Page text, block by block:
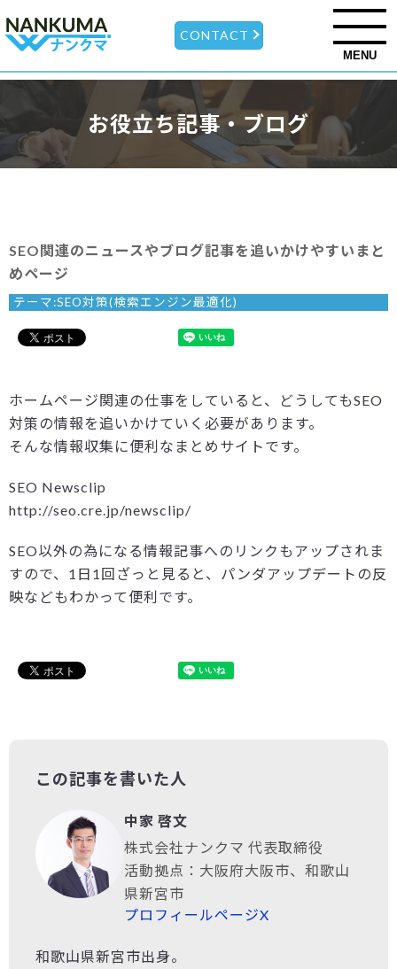
CONTACT
MENU
お役立ち記事・ブログ
SEO関連のニュースやブログ記事を追いかけやすいまと
めページ
テーマ:SEO対策(検索エンジン最適化)
ホームページ関連の仕事をしていると、どうしてもSEO
対策の情報を追いかけていく必要があります。
そんな情報収集に便利なまとめサイトです。
SEO Newsclip
http://seo.cre.jp/newsclip/
SEO以外の為になる情報記事へのリンクもアップされま
すので、1日1回ざっと見ると、パンダアップデートの反
映などもわかって便利です。
この記事を書いた人
中家 啓文
株式会社ナンクマ 代表取締役
活動拠点：大阪府大阪市、和歌山
県新宮市
プロフィールページX
和歌山県新宮市出身。